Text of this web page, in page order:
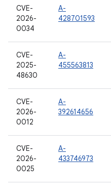
CVE-
2026-
0034
A-
428701593
CVE-
2025-
48630
A-
455563813
CVE-
2026-
0012
A-
392614656
CVE-
2026-
0025
A-
433746973